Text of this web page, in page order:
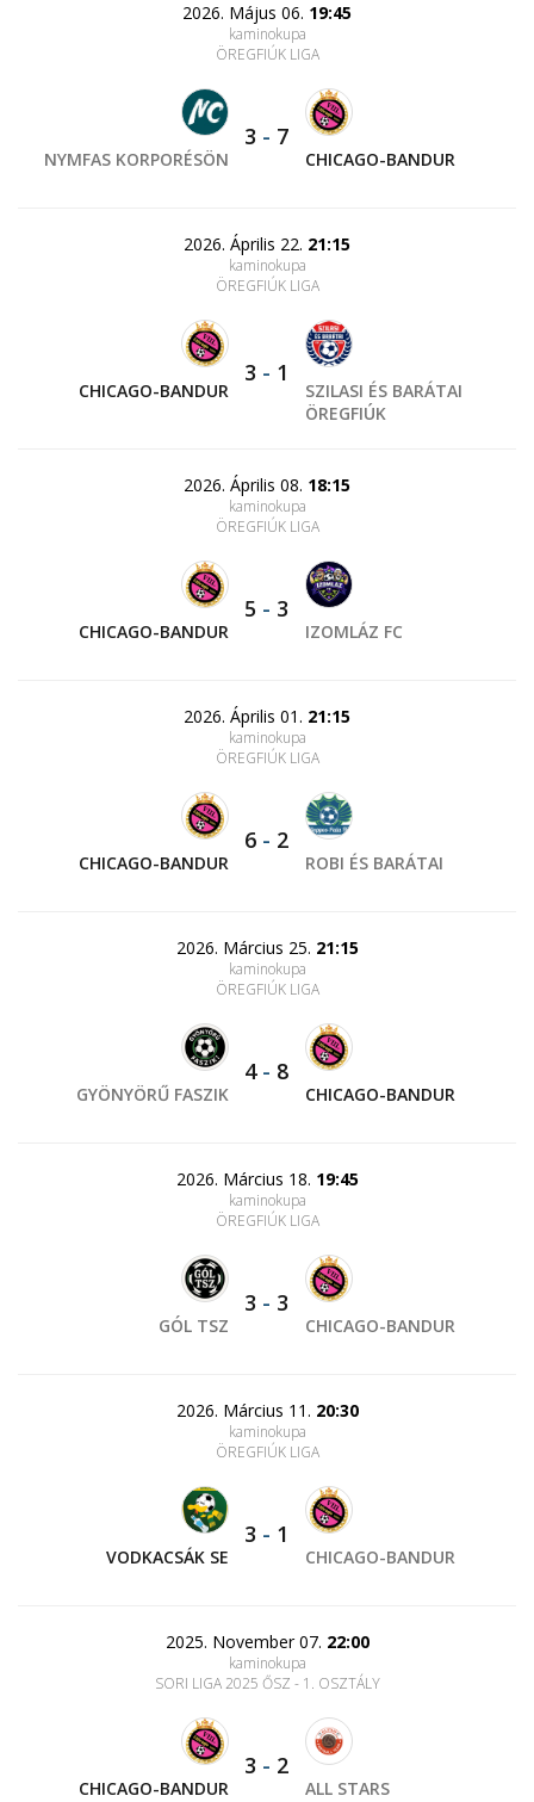
2026. Május 06. 19:45
kaminokupa
ÖREGFIÚK LIGA
NYMFAS KORPORÉSÖN
3 - 7
CHICAGO-BANDUR
2026. Április 22. 21:15
kaminokupa
ÖREGFIÚK LIGA
CHICAGO-BANDUR
3 - 1
SZILASI ÉS BARÁTAI
ÖREGFIÚK
2026. Április 08. 18:15
kaminokupa
ÖREGFIÚK LIGA
CHICAGO-BANDUR
5 - 3
IZOMLÁZ FC
2026. Április 01. 21:15
kaminokupa
ÖREGFIÚK LIGA
CHICAGO-BANDUR
6 - 2
ROBI ÉS BARÁTAI
2026. Március 25. 21:15
kaminokupa
ÖREGFIÚK LIGA
GYÖNYÖRŰ FASZIK
4- 8
CHICAGO-BANDUR
2026. Március 18. 19:45
kaminokupa
ÖREGFIÚK LIGA
GÓL TSZ
3 - 3
CHICAGO-BANDUR
2026. Március 11. 20:30
kaminokupa
ÖREGFIÚK LIGA
VODKACSÁK SE
3 - 1
CHICAGO-BANDUR
2025. November 07. 22:00
kaminokupa
SORI LIGA 2025 ŐSZ - 1. OSZTÁLY
CHICAGO-BANDUR
3 - 2
ALL STARS